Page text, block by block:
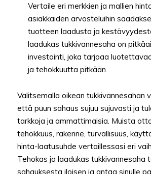
Vertaile eri merkkien ja mallien
asiakkaiden arvosteluihin
tuotteen laadusta ja
laadukas tukkivannesaha on
investointi, joka tarjoaa
ja tehokkuutta pitkään.
Valitsemalla oikean tukkivannesahan
että puun sahaus sujuu sujuvasti ja
tarkkoja ja ammattimaisia. Muista
tehokkuus, rakenne, turvallisuus,
hinta-laatusuhde vertaillessasi eri
Tehokas ja laadukas tukkivannesaha
sahauksesta iloisen ja antaa sinulle